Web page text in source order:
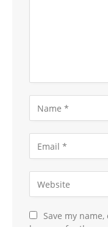
Save my